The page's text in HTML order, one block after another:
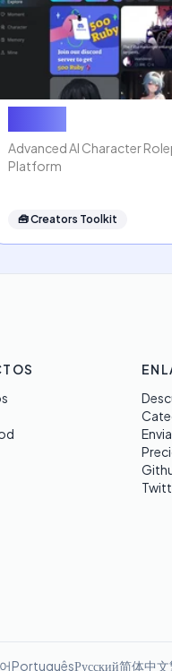
Advanced AI Character
Platform
🧰Creators Toolkit
PortuguêsРусский简体中文